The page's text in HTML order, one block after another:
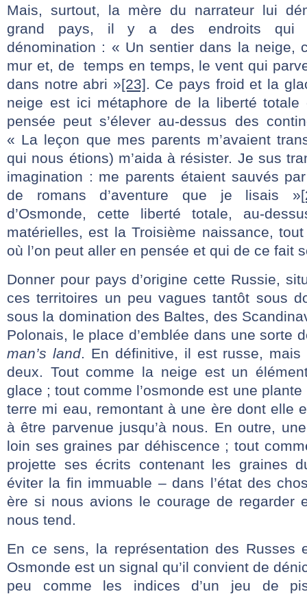
Mais, surtout, la mère du narrateur lui
grand pays, il y a des endroits qui
dénomination : « Un sentier dans la neige,
mur et, de temps en temps, le vent qui
dans notre abri »[23]. Ce pays froid et la
neige est ici métaphore de la liberté totale
pensée peut s’élever au-dessus des
« La leçon que mes parents m’avaient
qui nous étions) m’aida à résister. Je sus
imagination : me parents étaient sauvés
de romans d’aventure que je lisais »
d’Osmonde, cette liberté totale, au-
matérielles, est la Troisième naissance,
où l’on peut aller en pensée et qui de ce fait
Donner pour pays d’origine cette Russie,
ces territoires un peu vagues tantôt sous
sous la domination des Baltes, des
Polonais, le place d’emblée dans une sorte
man’s land. En définitive, il est russe, mais
deux. Tout comme la neige est un
glace ; tout comme l’osmonde est une
terre mi eau, remontant à une ère dont elle
à être parvenue jusqu’à nous. En outre,
loin ses graines par déhiscence ; tout
projette ses écrits contenant les graines
éviter la fin immuable – dans l’état des
ère si nous avions le courage de regarder
nous tend.
En ce sens, la représentation des Russes
Osmonde est un signal qu’il convient de
peu comme les indices d’un jeu de